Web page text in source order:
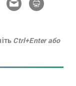
Ctrl+Enter або